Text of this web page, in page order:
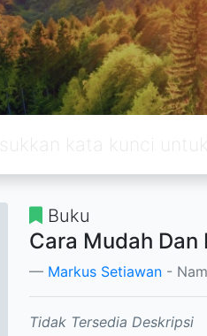
Buku
Cara Mudah
Markus Setiawan -
Tidak Tersedia Deskripsi